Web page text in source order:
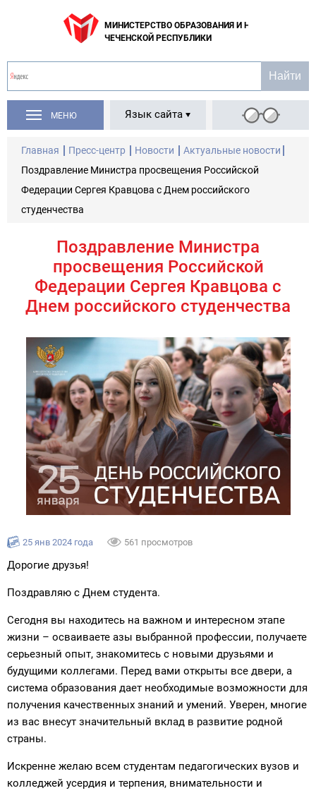
МИНИСТЕРСТВО ОБРАЗОВАНИЯ И НАУКИ
ЧЕЧЕНСКОЙ РЕСПУБЛИКИ
МЕНЮ Язык сайта
Главная Пресс-центр Новости
Актуальные новости
Поздравление Министра просвещения Российской
Федерации Сергея Кравцова с Днем российского
студенчества
Поздравление Министра
просвещения Российской
Федерации Сергея Кравцова с
Днем российского студенчества
25 янв 2024 года 561 просмотров
Дорогие друзья!
Поздравляю с Днем студента.
Сегодня вы находитесь на важном и интересном этапе
жизни – осваиваете азы выбранной профессии, получаете
серьезный опыт, знакомитесь с новыми друзьями и
будущими коллегами. Перед вами открыты все двери, а
система образования дает необходимые возможности для
получения качественных знаний и умений. Уверен, многие
из вас внесут значительный вклад в развитие родной
страны.
Искренне желаю всем студентам педагогических вузов и
колледжей усердия и терпения, внимательности и